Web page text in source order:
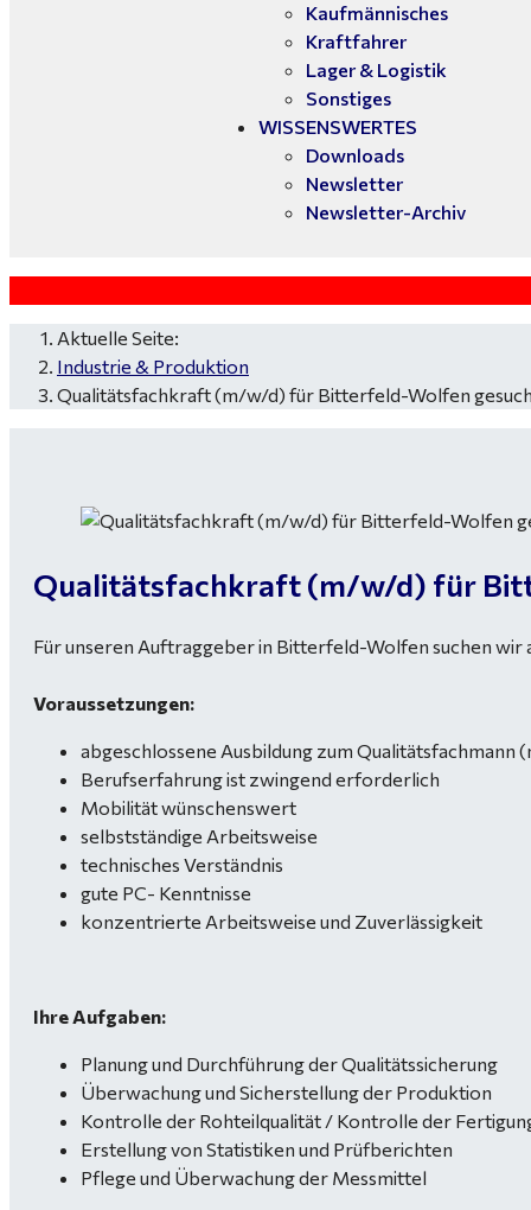
Kaufmännisches
Kraftfahrer
Lager & Logistik
Sonstiges
WISSENSWERTES
Downloads
Newsletter
Newsletter-Archiv
Aktuelle Seite:
Industrie & Produktion
Qualitätsfachkraft (m/w/d) für Bitterfeld-Wolfen
Qualitätsfachkraft (m/w/d) für
Für unseren Auftraggeber in Bitterfeld-Wolfen suchen
Voraussetzungen:
abgeschlossene Ausbildung zum
Berufserfahrung ist zwingend erforderlich
Mobilität wünschenswert
selbstständige Arbeitsweise
technisches Verständnis
gute PC- Kenntnisse
konzentrierte Arbeitsweise und Zuverlässigkeit
Ihre Aufgaben:
Planung und Durchführung der Qualitätssicherung
Überwachung und Sicherstellung der Produktion
Kontrolle der Rohteilqualität / Kontrolle der
Erstellung von Statistiken und Prüfberichten
Pflege und Überwachung der Messmittel